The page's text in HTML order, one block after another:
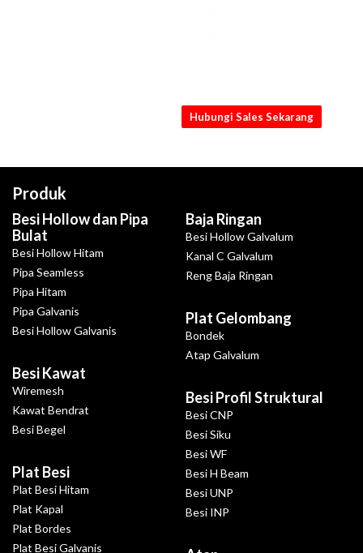
Hubungi Sales Sekarang
Produk
Besi Hollow dan Pipa
Bulat
Besi Hollow Hitam
Pipa Seamless
Pipa Hitam
Pipa Galvanis
Besi Hollow Galvanis
Besi Kawat
Wiremesh
Kawat Bendrat
Besi Begel
Plat Besi
Plat Besi Hitam
Plat Kapal
Plat Bordes
Plat Besi Galvanis
Baja Ringan
Besi Hollow Galvalum
Kanal C Galvalum
Reng Baja Ringan
Plat Gelombang
Bondek
Atap Galvalum
Besi Profil Struktural
Besi CNP
Besi Siku
Besi WF
Besi H Beam
Besi UNP
Besi INP